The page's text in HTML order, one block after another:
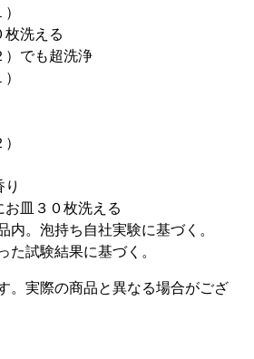
枚洗える
でも超洗浄
皿３０枚洗える
。泡持ち自社実験に基づく。
試験結果に基づく。
。実際の商品と異なる場合がござ